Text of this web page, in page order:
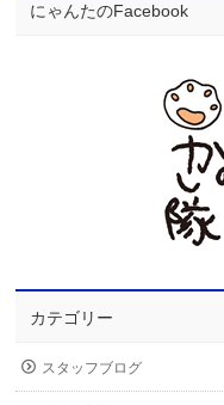
にゃんたのFacebook
カテゴリー
スタッフブログ